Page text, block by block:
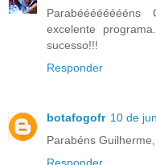
excelente
sucesso!!!
Responder
botafogofr 10 de
Parabéns